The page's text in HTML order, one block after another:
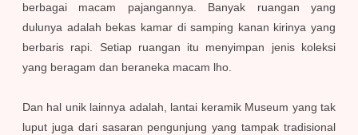
berbagai macam pajangannya. Banyak ruangan yang
dulunya adalah bekas kamar di samping kanan kirinya yang
berbaris rapi. Setiap ruangan itu menyimpan jenis koleksi
yang beragam dan beraneka macam lho.
Dan hal unik lainnya adalah, lantai keramik Museum yang tak
luput juga dari sasaran pengunjung yang tampak tradisional